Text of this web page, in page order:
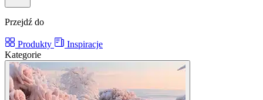
Przejdź do
Produkty
Inspiracje
Kategorie